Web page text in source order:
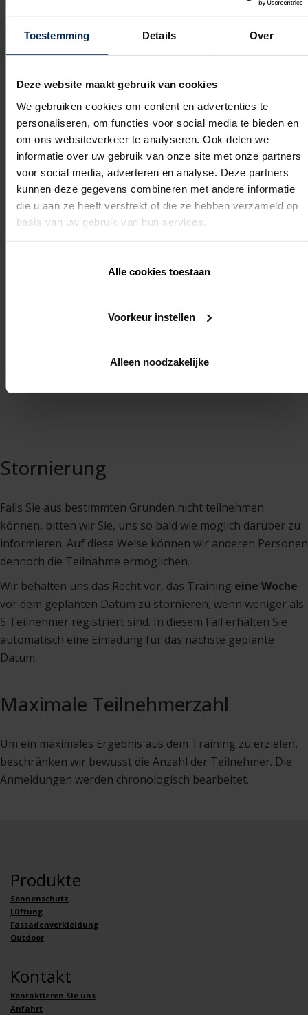
Toestemming Details Over
Deze website maakt gebruik van cookies
We gebruiken cookies om content en advertenties te
personaliseren, om functies voor social media te bieden en
om ons websiteverkeer te analyseren. Ook delen we
informatie over uw gebruik van onze site met onze partners
voor social media, adverteren en analyse. Deze partners
kunnen deze gegevens combineren met andere informatie
die u aan ze heeft verstrekt of die ze hebben verzameld op
basis van uw gebruik van hun services.
Alle cookies toestaan
Voorkeur instellen
Alleen noodzakelijke
Sie kuennen die LED-Beleuchtung anschliessen und
steuern
steuern
Dauer
2 Tage konsekutives Montage Schulung
Erforderliche
Stornierung
Falls Sie aus bestimmten Gründen nicht teilnehmen
können, bitten wir Sie, uns so bald wie möglich darüber zu
informieren. Auf diese Weise können wir anderen Personen
dennoch die Teilnahme ermöglichen.
Wir behalten uns das Recht vor, das Training eine Woche
vor dem geplanten Datum zu stornieren, wenn weniger als
5 Teilnehmer registriert sind. In diesem Fall erhalten Sie
automatisch eine Einladung für das nächste geplante
Datum.
Maximale Teilnehmerzahl
Um ein maximales Ergebnis aus dem Training zu erzielen,
beschränken wir bewusst die Anzahl der Teilnehmer. Die
Anmeldungen werden chronologisch bearbeitet.
Produkte
Sonnenschutz
Lüftung
Fassadenverkleidung
Outdoor
Kontakt
Kontaktieren Sie uns
Anfahrt